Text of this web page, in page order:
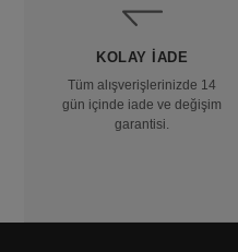
KOLAY İADE
Tüm alışverişlerinizde 14
gün içinde iade ve değişim
garantisi.